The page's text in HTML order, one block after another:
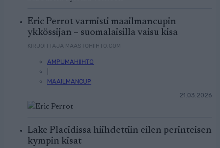
Eric Perrot varmisti maailmancupin
ykkössijan – suomalaisilla vaisu kisa
KIRJOITTAJA MAASTOHIIHTO.COM
AMPUMAHIIHTO
MAAILMANCUP
21.03.2026
Lake Placidissa hiihdettiin eilen perinteisen
kympin kisat